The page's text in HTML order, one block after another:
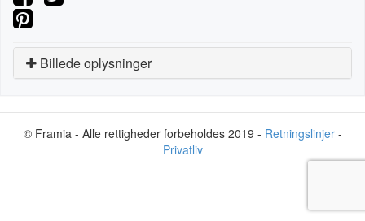
Billede oplysninger
© Framia - Alle rettigheder forbeholdes 2019 - Retningslinjer-
Privatliv